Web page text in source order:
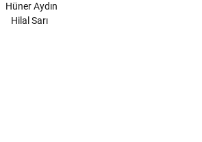
Hüner Aydın
Hilal Sarı